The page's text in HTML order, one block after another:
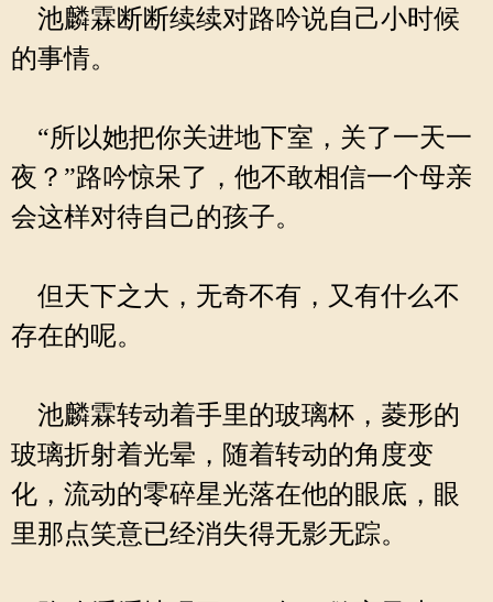
池麟霖断断续续对路吟说自己小时候
的事情。
“所以她把你关进地下室，关了一天一
夜？”路吟惊呆了，他不敢相信一个母亲
会这样对待自己的孩子。
但天下之大，无奇不有，又有什么不
存在的呢。
池麟霖转动着手里的玻璃杯，菱形的
玻璃折射着光晕，随着转动的角度变
化，流动的零碎星光落在他的眼底，眼
里那点笑意已经消失得无影无踪。